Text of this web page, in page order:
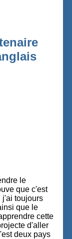
le
que c'est
j'ai toujours
que le
cette
d'aller
deux pays